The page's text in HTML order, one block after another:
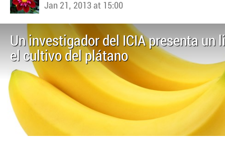
Jan 21, 2013 at 15:00
Un investigador del ICIA presenta un
el cultivo del plátano